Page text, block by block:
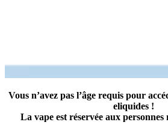
Vous n’avez pas l’âge requis pour
eliquides !
La vape est réservée aux personnes